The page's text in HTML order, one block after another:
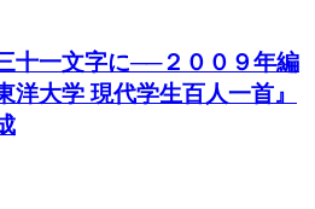
十一文字に──２００９年編
大学 現代学生百人一首』